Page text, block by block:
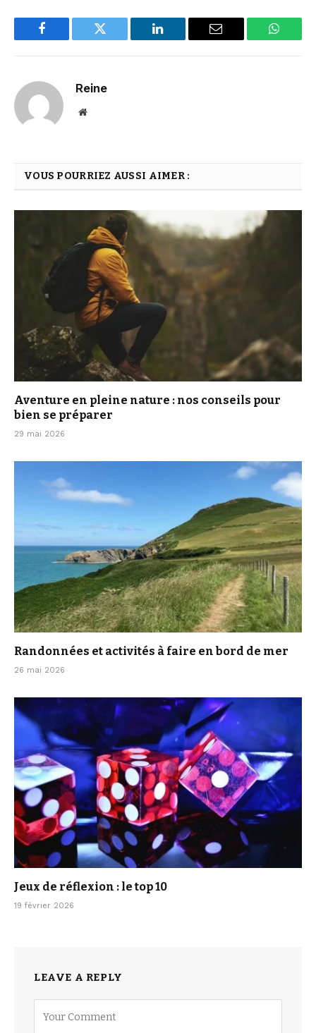
Facebook Twitter LinkedIn Email
Reine
Website
VOUS POURRIEZ AUSSI AIMER :
Aventure en pleine nature : nos conseils pour
bien se préparer
29 mai 2026
Randonnées et activités à faire en bord de mer
26 mai 2026
Jeux de réflexion : le top 10
19 février 2026
LEAVE A REPLY